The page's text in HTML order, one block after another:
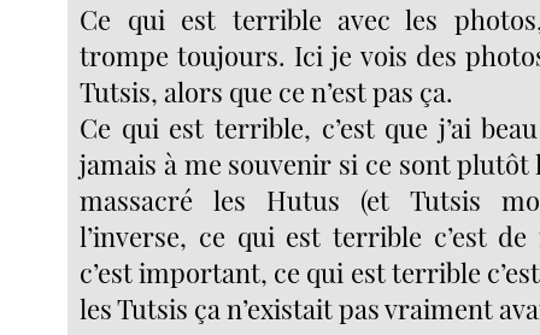
Ce qui est terrible avec les
trompe toujours. Ici je vois des
Tutsis, alors que ce n’est pas ça.
Ce qui est terrible, c’est que j’ai
jamais à me souvenir si ce sont plutôt
massacré les Hutus (et Tutsis
l’inverse, ce qui est terrible c’est
c’est important, ce qui est terrible
les Tutsis ça n’existait pas vraiment